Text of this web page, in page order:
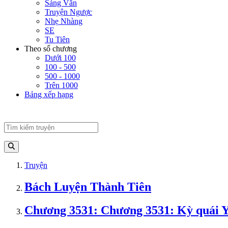
Sảng Văn
Truyện Ngược
Nhẹ Nhàng
SE
Tu Tiên
Theo số chương
Dưới 100
100 - 500
500 - 1000
Trên 1000
Bảng xếp hạng
Truyện
Bách Luyện Thành Tiên
Chương 3531: Chương 3531: Kỳ quái